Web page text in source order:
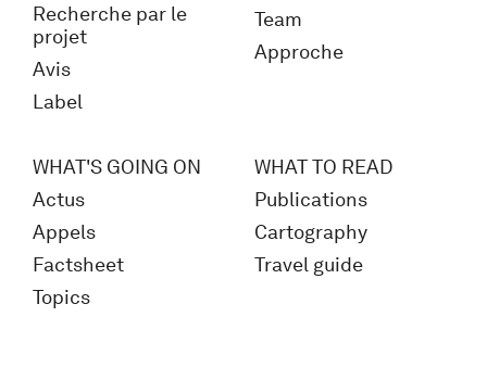
Recherche par le
projet
Avis
Label
Team
Approche
WHAT'S GOING ON
Actus
Appels
Factsheet
Topics
WHAT TO READ
Publications
Cartography
Travel guide